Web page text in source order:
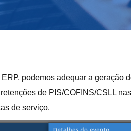
podemos adequar a geração
de PIS/COFINS/CSLL
de serviço.